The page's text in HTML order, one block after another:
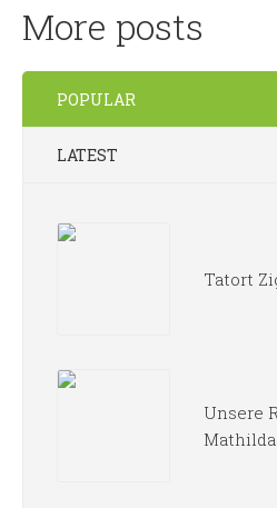
More posts
POPULAR
LATEST
Tatort
Unsere
Mathilda